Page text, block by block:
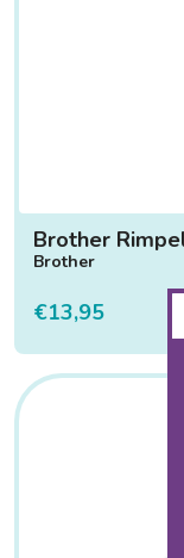
Brother
Brother
€13,95